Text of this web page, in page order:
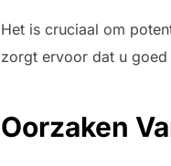
Het is cruciaal om
zorgt ervoor dat u
Oorzaken